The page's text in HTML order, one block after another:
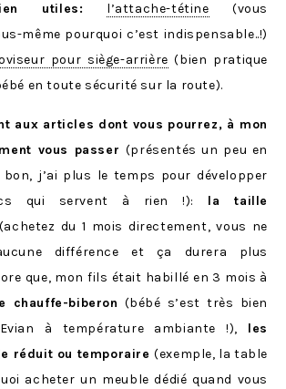
utiles:
l’attache-tétine (vous
même pourquoi c’est indispensable..!)
pour siège-arrière (bien pratique
en toute sécurité sur la route).
aux articles dont vous pourrez, à mon
vous passer (présentés un peu en
j’ai plus le temps pour développer
qui servent à rien !): la taille
(achetez du 1 mois directement, vous ne
différence et ça durera plus
que, mon fils était habillé en 3 mois à
chauffe-biberon (bébé s’est très bien
à température ambiante !), les
réduit ou temporaire(exemple, la table
acheter un meuble dédié quand vous